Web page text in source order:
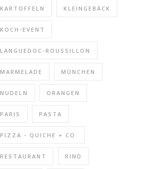
KARTOFFELN KLEINGEBÄCK
KOCH-EVENT
LANGUEDOC-ROUSSILLON
MARMELADE MÜNCHEN
NUDELN ORANGEN
PARIS PASTA
PIZZA - QUICHE + CO.
RESTAURANT RIND